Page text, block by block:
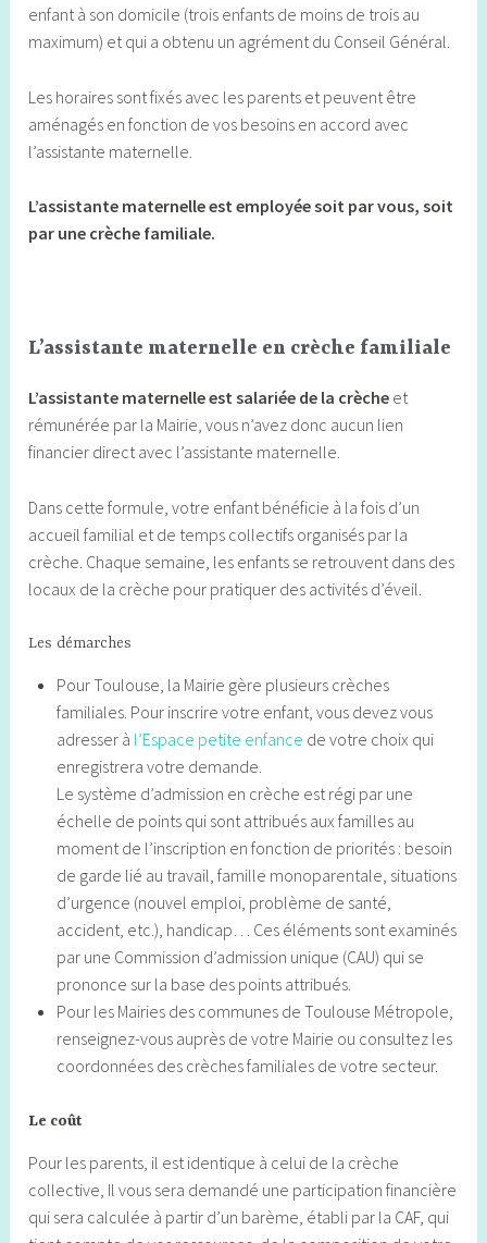
enfant à son domicile (trois enfants de moins de trois au
maximum) et qui a obtenu un agrément du Conseil Général.
Les horaires sont fixés avec les parents et peuvent être
aménagés en fonction de vos besoins en accord avec
l’assistante maternelle.
L’assistante maternelle est employée soit par vous, soit
par une crèche familiale.
L’assistante maternelle en crèche familiale
L’assistante maternelle est salariée de la crèche et
rémunérée par la Mairie, vous n’avez donc aucun lien
financier direct avec l’assistante maternelle.
Dans cette formule, votre enfant bénéficie à la fois d’un
accueil familial et de temps collectifs organisés par la
crèche. Chaque semaine, les enfants se retrouvent dans des
locaux de la crèche pour pratiquer des activités d’éveil.
Les démarches
Pour Toulouse, la Mairie gère plusieurs crèches
familiales. Pour inscrire votre enfant, vous devez vous
adresser à l’Espace petite enfance de votre choix qui
enregistrera votre demande.
Le système d’admission en crèche est régi par une
échelle de points qui sont attribués aux familles au
moment de l’inscription en fonction de priorités : besoin
de garde lié au travail, famille monoparentale, situations
d’urgence (nouvel emploi, problème de santé,
accident, etc.), handicap… Ces éléments sont examinés
par une Commission d’admission unique (CAU) qui se
prononce sur la base des points attribués.
Pour les Mairies des communes de Toulouse Métropole,
renseignez-vous auprès de votre Mairie ou consultez les
coordonnées des crèches familiales de votre secteur.
Le coût
Pour les parents, il est identique à celui de la crèche
collective, Il vous sera demandé une participation financière
qui sera calculée à partir d’un barème, établi par la CAF, qui